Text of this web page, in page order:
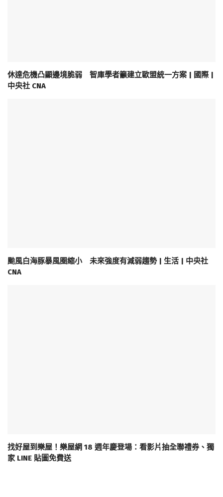
休達危機凸顯邊境脆弱 智庫學者籲建立歐盟統一方案 | 國際 |
中央社 CNA
颱風白海豚暴風圈縮小 未來強度有減弱趨勢 | 生活 | 中央社
CNA
找好屋到樂屋！樂屋網 18 週年慶登場：看影片抽全聯禮券、獨
家 LINE 貼圖免費送